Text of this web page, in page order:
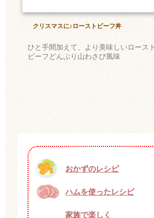
クリスマスに♪ローストビーフ丼
ひと手間加えて、より美味しいロース
ビーフどんぶり山わさび風味
おかずのレシピ
ハムを使ったレシピ
家族で楽しく